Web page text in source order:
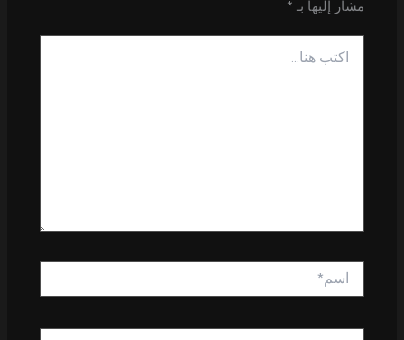
مشار إليها بـ *
هنا...